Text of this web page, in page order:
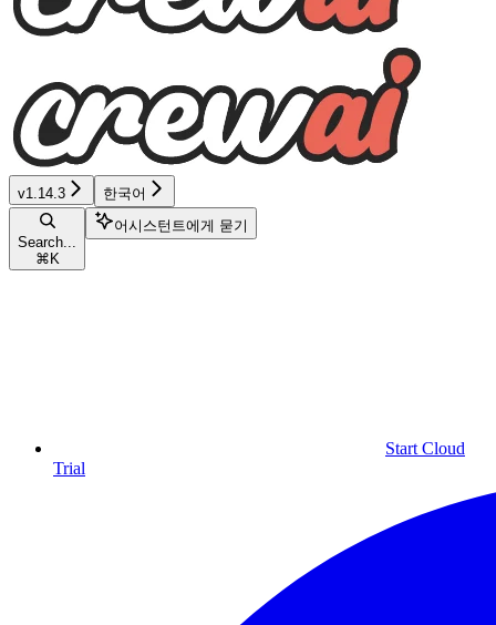
v1.14.3 한국어
Search...
⌘ K
어시스턴트에게 묻기
Start Cloud
Trial